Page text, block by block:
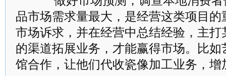
品市场需求量最大，是经营这类项目
市场诉求，并在经营中总结经验，主
的渠道拓展业务，才能赢得市场。比
馆合作，让他们代收瓷像加工业务，增